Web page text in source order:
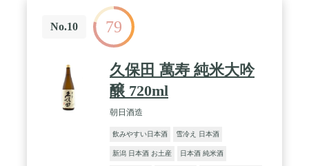
No.10 79
久保田 萬寿 純米大吟
醸 720ml
朝日酒造
飲みやすい日本酒 雪冷え 日本酒
新潟 日本酒 お土産 日本酒 純米酒